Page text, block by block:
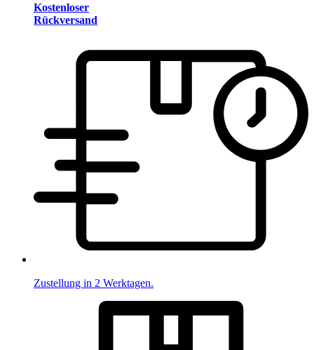
Kostenloser
Rückversand
Zustellung in 2 Werktagen.